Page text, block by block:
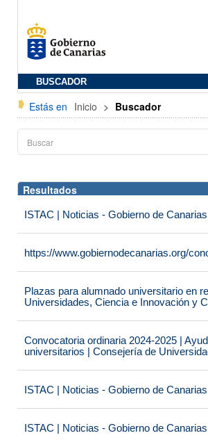
BUSCADOR
Estás en Inicio > Buscador
Resultados
ISTAC | Noticias - Gobierno de Canarias
https://www.gobiernodecanarias.org/
Plazas para alumnado universitario en
Universidades, Ciencia e Innovación y
Convocatoria ordinaria 2024-2025 |
universitarios | Consejería de
ISTAC | Noticias - Gobierno de Canarias
ISTAC | Noticias - Gobierno de Canarias